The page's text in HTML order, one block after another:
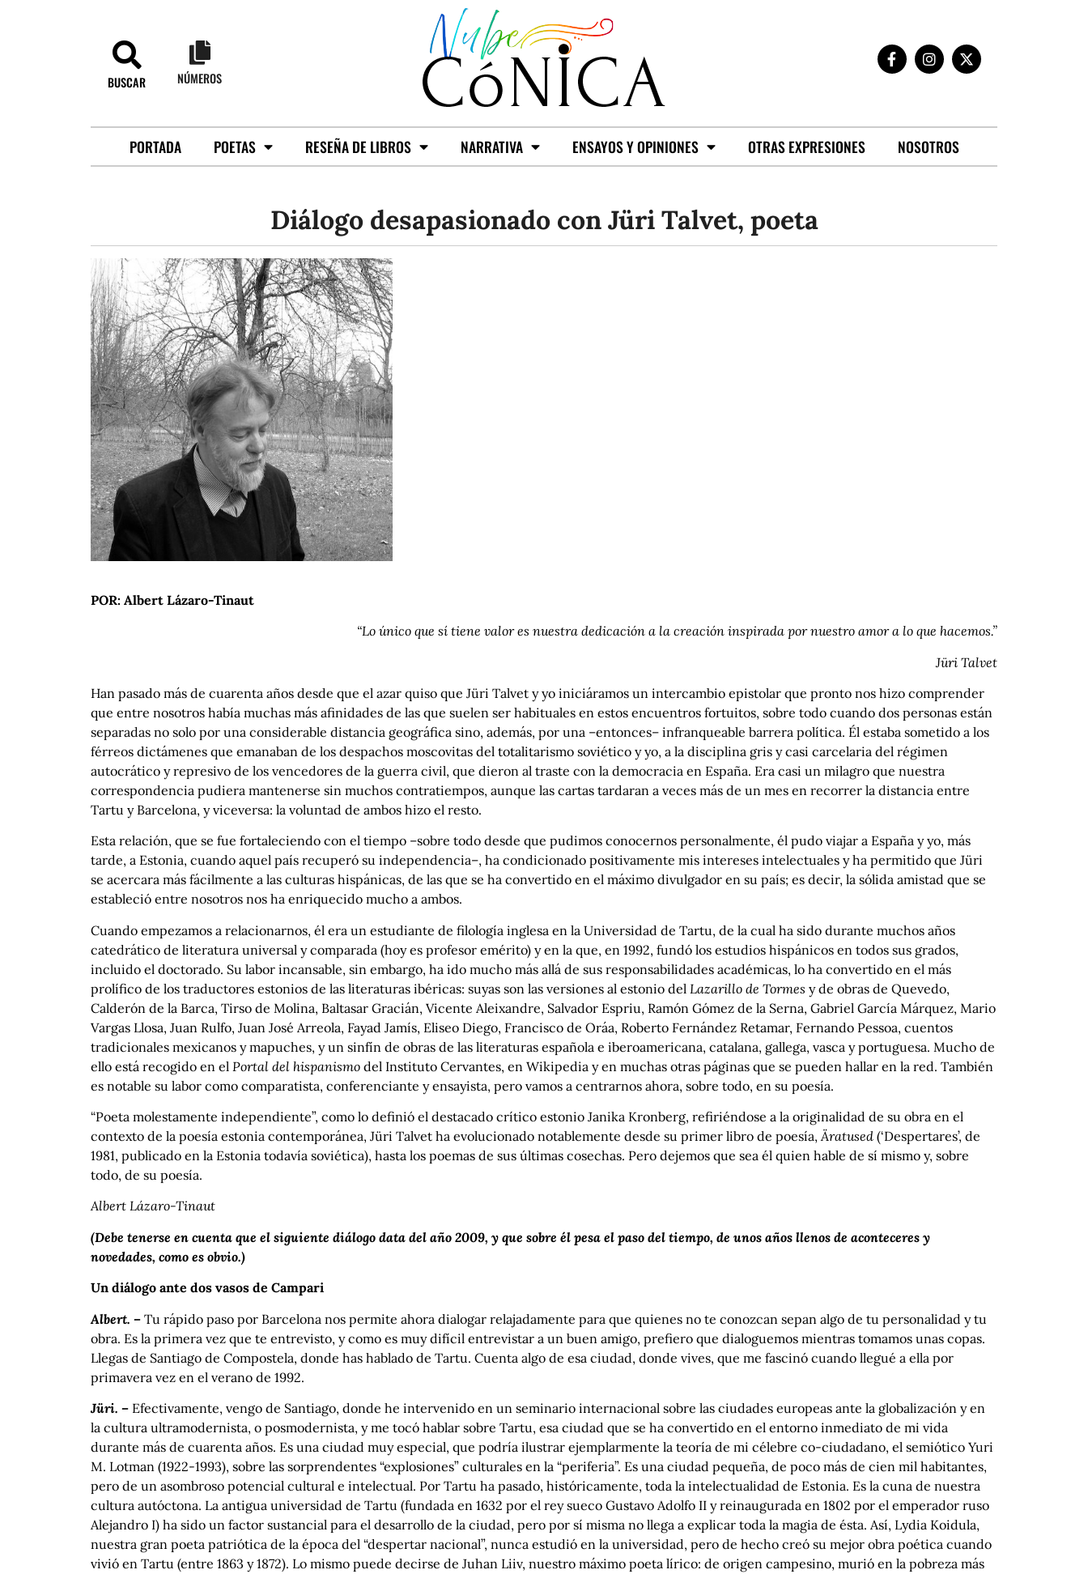
BUSCAR NÚMEROS
PORTADA POETAS RESEÑA DE LIBROS NARRATIVA ENSAYOS Y OPINIONES OTRAS EXPRESIONES NOSOTROS
Diálogo desapasionado con Jüri Talvet, poeta
POR: Albert Lázaro-Tinaut
“Lo único que sí tiene valor es nuestra dedicación a la creación inspirada por nuestro amor a lo que hacemos.”
Jüri Talvet
Han pasado más de cuarenta años desde que el azar quiso que Jüri Talvet y yo iniciáramos un intercambio epistolar que pronto nos hizo comprender
que entre nosotros había muchas más afinidades de las que suelen ser habituales en estos encuentros fortuitos, sobre todo cuando dos personas están
separadas no solo por una considerable distancia geográfica sino, además, por una –entonces– infranqueable barrera política. Él estaba sometido a los
férreos dictámenes que emanaban de los despachos moscovitas del totalitarismo soviético y yo, a la disciplina gris y casi carcelaria del régimen
autocrático y represivo de los vencedores de la guerra civil, que dieron al traste con la democracia en España. Era casi un milagro que nuestra
correspondencia pudiera mantenerse sin muchos contratiempos, aunque las cartas tardaran a veces más de un mes en recorrer la distancia entre
Tartu y Barcelona, y viceversa: la voluntad de ambos hizo el resto.
Esta relación, que se fue fortaleciendo con el tiempo –sobre todo desde que pudimos conocernos personalmente, él pudo viajar a España y yo, más
tarde, a Estonia, cuando aquel país recuperó su independencia–, ha condicionado positivamente mis intereses intelectuales y ha permitido que Jüri
se acercara más fácilmente a las culturas hispánicas, de las que se ha convertido en el máximo divulgador en su país; es decir, la sólida amistad que se
estableció entre nosotros nos ha enriquecido mucho a ambos.
Cuando empezamos a relacionarnos, él era un estudiante de filología inglesa en la Universidad de Tartu, de la cual ha sido durante muchos años
catedrático de literatura universal y comparada (hoy es profesor emérito) y en la que, en 1992, fundó los estudios hispánicos en todos sus grados,
incluido el doctorado. Su labor incansable, sin embargo, ha ido mucho más allá de sus responsabilidades académicas, lo ha convertido en el más
prolífico de los traductores estonios de las literaturas ibéricas: suyas son las versiones al estonio del Lazarillo de Tormes y de obras de Quevedo,
Calderón de la Barca, Tirso de Molina, Baltasar Gracián, Vicente Aleixandre, Salvador Espriu, Ramón Gómez de la Serna, Gabriel García Márquez, Mario
Vargas Llosa, Juan Rulfo, Juan José Arreola, Fayad Jamís, Eliseo Diego, Francisco de Oráa, Roberto Fernández Retamar, Fernando Pessoa, cuentos
tradicionales mexicanos y mapuches, y un sinfín de obras de las literaturas española e iberoamericana, catalana, gallega, vasca y portuguesa. Mucho de
ello está recogido en el Portal del hispanismo del Instituto Cervantes, en Wikipedia y en muchas otras páginas que se pueden hallar en la red. También
es notable su labor como comparatista, conferenciante y ensayista, pero vamos a centrarnos ahora, sobre todo, en su poesía.
“Poeta molestamente independiente”, como lo definió el destacado crítico estonio Janika Kronberg, refiriéndose a la originalidad de su obra en el
contexto de la poesía estonia contemporánea, Jüri Talvet ha evolucionado notablemente desde su primer libro de poesía,Äratused (‘Despertares’, de
1981, publicado en la Estonia todavía soviética), hasta los poemas de sus últimas cosechas. Pero dejemos que sea él quien hable de sí mismo y, sobre
todo, de su poesía.
Albert Lázaro-Tinaut
(Debe tenerse en cuenta que el siguiente diálogo data del año 2009, y que sobre él pesa el paso del tiempo, de unos años llenos de aconteceres y
novedades, como es obvio.)
Un diálogo ante dos vasos de Campari
Albert. – Tu rápido paso por Barcelona nos permite ahora dialogar relajadamente para que quienes no te conozcan sepan algo de tu personalidad y tu
obra. Es la primera vez que te entrevisto, y como es muy difícil entrevistar a un buen amigo, prefiero que dialoguemos mientras tomamos unas copas.
Llegas de Santiago de Compostela, donde has hablado de Tartu. Cuenta algo de esa ciudad, donde vives, que me fascinó cuando llegué a ella por
primavera vez en el verano de 1992.
Jüri. – Efectivamente, vengo de Santiago, donde he intervenido en un seminario internacional sobre las ciudades europeas ante la globalización y en
la cultura ultramodernista, o posmodernista, y me tocó hablar sobre Tartu, esa ciudad que se ha convertido en el entorno inmediato de mi vida
durante más de cuarenta años. Es una ciudad muy especial, que podría ilustrar ejemplarmente la teoría de mi célebre co-ciudadano, el semiótico Yuri
M. Lotman (1922-1993), sobre las sorprendentes “explosiones” culturales en la “periferia”. Es una ciudad pequeña, de poco más de cien mil habitantes,
pero de un asombroso potencial cultural e intelectual. Por Tartu ha pasado, históricamente, toda la intelectualidad de Estonia. Es la cuna de nuestra
cultura autóctona. La antigua universidad de Tartu (fundada en 1632 por el rey sueco Gustavo Adolfo II y reinaugurada en 1802 por el emperador ruso
Alejandro I) ha sido un factor sustancial para el desarrollo de la ciudad, pero por sí misma no llega a explicar toda la magia de ésta. Así, Lydia Koidula,
nuestra gran poeta patriótica de la época del “despertar nacional”, nunca estudió en la universidad, pero de hecho creó su mejor obra poética cuando
vivió en Tartu (entre 1863 y 1872). Lo mismo puede decirse de Juhan Liiv, nuestro máximo poeta lírico: de origen campesino, murió en la pobreza más